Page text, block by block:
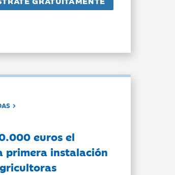
euros el
primera instalación